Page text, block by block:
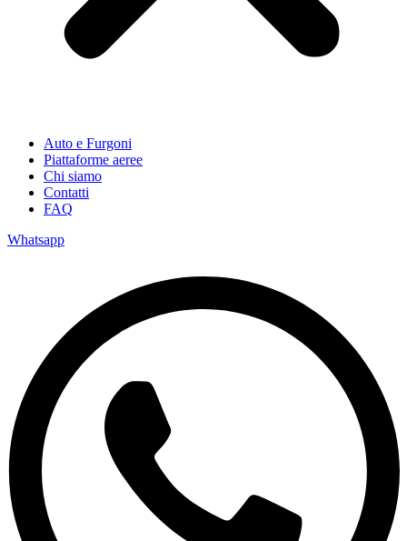
Auto e Furgoni
Piattaforme aeree
Chi siamo
Contatti
FAQ
Whatsapp